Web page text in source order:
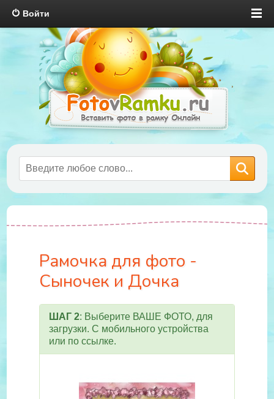
Войти
Рамочка для фото -
Сыночек и Дочка
ШАГ 2: Выберите ВАШЕ ФОТО, для
загрузки. С мобильного устройства
или по ссылке.